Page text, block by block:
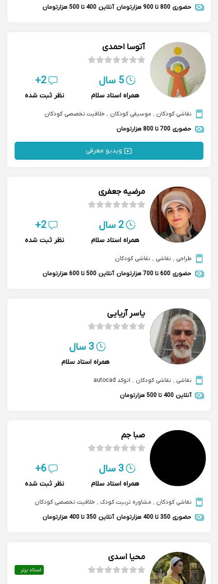
حضوری 800 تا 900 هزارتومان آنلاین 400 تا 500 هزارتومان
آتوسا احمدی
5 سال
همراه استاد سلام
2+
نظر ثبت شده
نقاشی کودکان , موسیقی کودکان , خلاقیت تخصصی کودکان
حضوری 700 تا 800 هزارتومان
ویدیو معرفی
مرضیه جعفری
2 سال
همراه استاد سلام
2+
نظر ثبت شده
طراحی , نقاشی , نقاشی کودکان
حضوری 600 تا 700 هزارتومان آنلاین 500 تا 600 هزارتومان
یاسر آریایی
3 سال
همراه استاد سلام
نقاشی , نقاشی کودکان , اتوکد autocad
آنلاین 400 تا 500 هزارتومان
صبا جم
3 سال
همراه استاد سلام
6+
نظر ثبت شده
نقاشی کودکان , مشاوره تربیت کودک , خلاقیت تخصصی کودکان
حضوری 350 تا 400 هزارتومان آنلاین 350 تا 400 هزارتومان
محیا اسدی
استاد برتر